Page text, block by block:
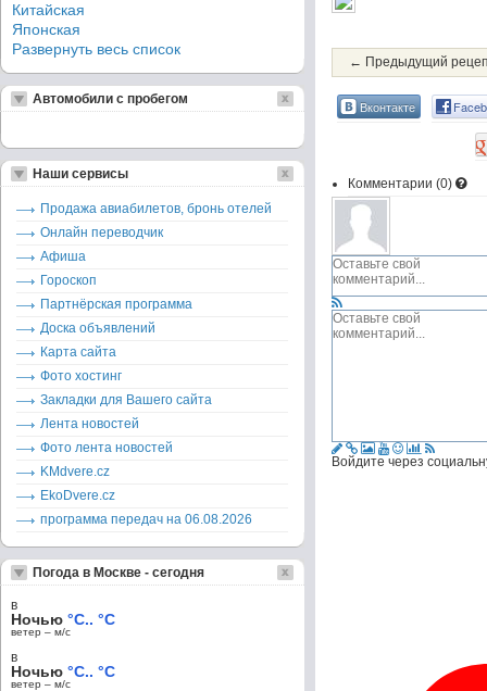
← Предыдущий
Вконтакте
Комментарии (0)
Войдите через
Китайская
Японская
Развернуть весь список
Автомобили с пробегом
Наши сервисы
Продажа авиабилетов, бронь отелей
Онлайн переводчик
Афиша
Гороскоп
Партнёрская программа
Доска объявлений
Карта сайта
Фото хостинг
Закладки для Вашего сайта
Лента новостей
Фото лента новостей
KMdvere.cz
EkoDvere.cz
программа передач на 06.08.2026
Погода в Москве - сегодня
в
Ночью °C.. °C
ветер – м/c
в
Ночью °C.. °C
ветер – м/c